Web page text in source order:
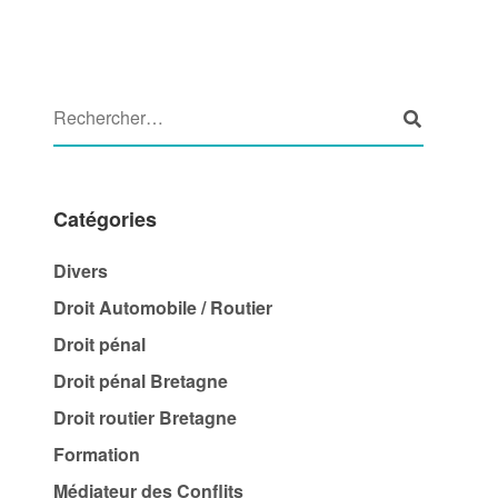
Catégories
Divers
Droit Automobile / Routier
Droit pénal
Droit pénal Bretagne
Droit routier Bretagne
Formation
Médiateur des Conflits